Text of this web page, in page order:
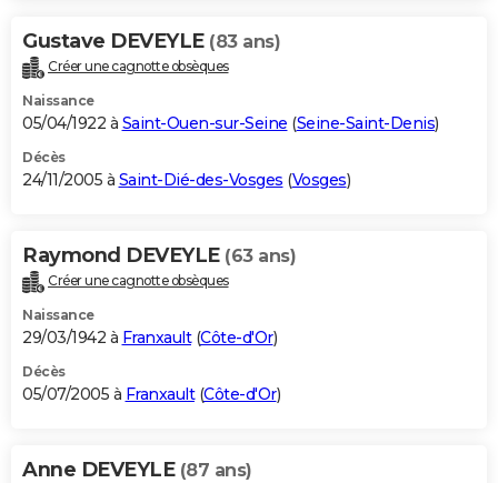
Gustave DEVEYLE (83 ans)
Créer une cagnotte obsèques
Naissance
05/04/1922 à Saint-Ouen-sur-Seine (Seine-Saint-Denis)
Décès
24/11/2005 à Saint-Dié-des-Vosges (Vosges)
Raymond DEVEYLE (63 ans)
Créer une cagnotte obsèques
Naissance
29/03/1942 à Franxault(Côte-d'Or)
Décès
05/07/2005 à Franxault(Côte-d'Or)
Anne DEVEYLE (87 ans)